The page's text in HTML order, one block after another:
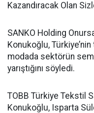
Kazandıracak Olan
SANKO Holding
Konukoğlu,
modada sektörün
yarıştığını söyledi.
TOBB Türkiye Tekstil
Konukoğlu, Isparta